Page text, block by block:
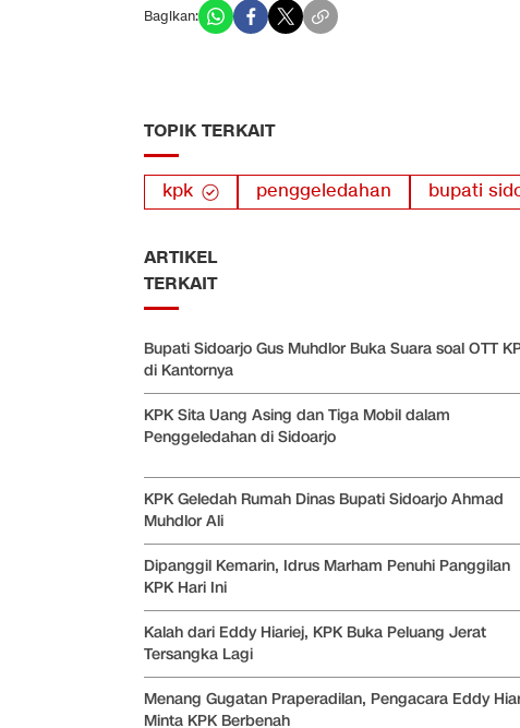
Bagikan:
TOPIK TERKAIT
kpk penggeledahan bupati
ARTIKEL
TERKAIT
Bupati Sidoarjo Gus Muhdlor Buka Suara soal OTT
di Kantornya
KPK Sita Uang Asing dan Tiga Mobil dalam
Penggeledahan di Sidoarjo
KPK Geledah Rumah Dinas Bupati Sidoarjo Ahmad
Muhdlor Ali
Dipanggil Kemarin, Idrus Marham Penuhi Panggilan
KPK Hari Ini
Kalah dari Eddy Hiariej, KPK Buka Peluang Jerat
Tersangka Lagi
Menang Gugatan Praperadilan, Pengacara Eddy
Minta KPK Berbenah